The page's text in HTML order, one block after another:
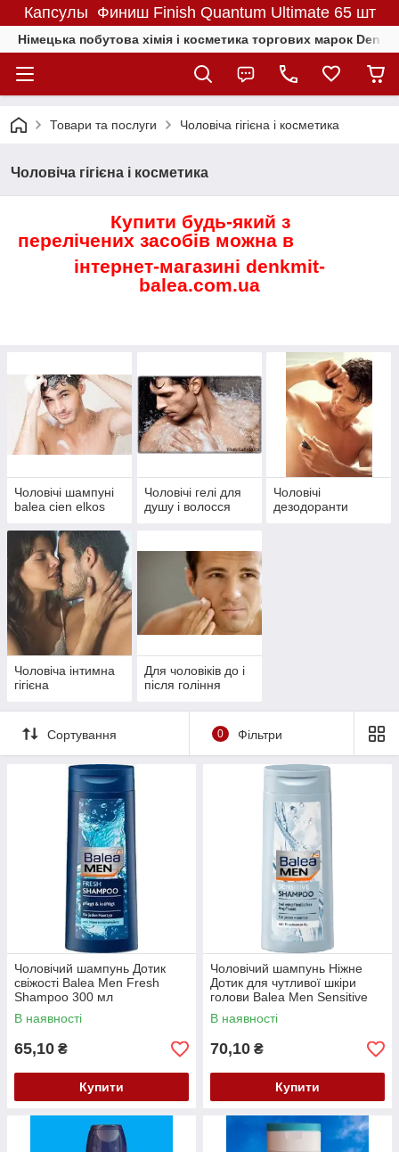
Капсулы Финиш Finish Quantum Ultimate 65 шт
Німецька побутова хімія і косметика торгових марок
Товари та послуги Чоловіча гігієна і косметика
Чоловіча гігієна і косметика
Купити будь-який з
перелічених засобів можна в
інтернет-магазині denkmit-
balea.com.ua
Чоловічі шампуні
balea cien elkos
Чоловічі гелі для
душу і волосся
Чоловічі
дезодоранти
Чоловіча інтимна
гігієна
Для чоловіків до і
після гоління
Сортування 0 Фільтри
Чоловічий шампунь Дотик
свіжості Balea Men Fresh
Shampoo 300 мл
В наявності
65,10 ₴
Купити
Чоловічий шампунь Ніжне
Дотик для чутливої шкіри
голови Balea Men Sensitive
Shampoo 300 мл
В наявності
70,10 ₴
Купити